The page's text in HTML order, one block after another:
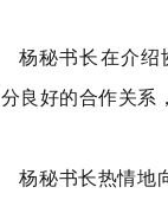
秘书长在介绍协
良好的合作关系
秘书长热情地向